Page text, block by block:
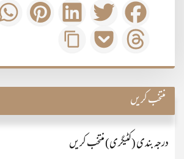
منتخب کریں
درجہ بندی (کٹیگری) منتخب کریں